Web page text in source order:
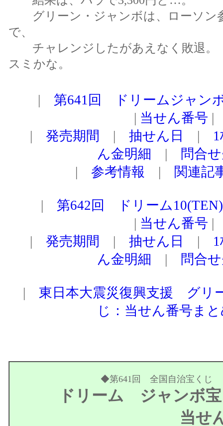
グリーン・ジャンボは、ローソン
で、
チャレンジしたがあえなく敗退。
スミかな。
| 第641回 ドリームジャン
| 当せん番号 |
|発売期間 |抽せん日 |
ん金明細 | 問合
|参考情報 | 関連記
| 第642回 ドリーム
| 当せん番号 |
|発売期間 |抽せん日 |
ん金明細 | 問合
| 東日本大震災復興支援 グリ
じ：当せん番号ま
◆第641回 全国自治宝くじ
ドリーム ジャンボ
当せん